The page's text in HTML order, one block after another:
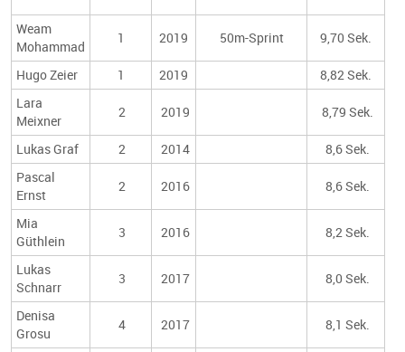
Weam
Mohammad
1 2019 50m-Sprint 9,70 Sek.
Hugo Zeier 1 2019
8,82 Sek.
Lara
Meixner
2 2019 8,79 Sek.
Lukas Graf 2 2014
8,6 Sek.
Pascal
Ernst
2 2016 8,6 Sek.
Mia
Güthlein
3 2016 8,2 Sek.
Lukas
Schnarr
3 2017 8,0 Sek.
Denisa
Grosu
4 2017 8,1 Sek.